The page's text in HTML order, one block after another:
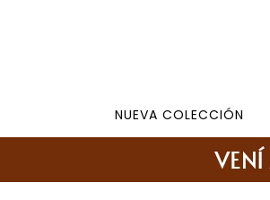
NUEVA COLECCIÓN